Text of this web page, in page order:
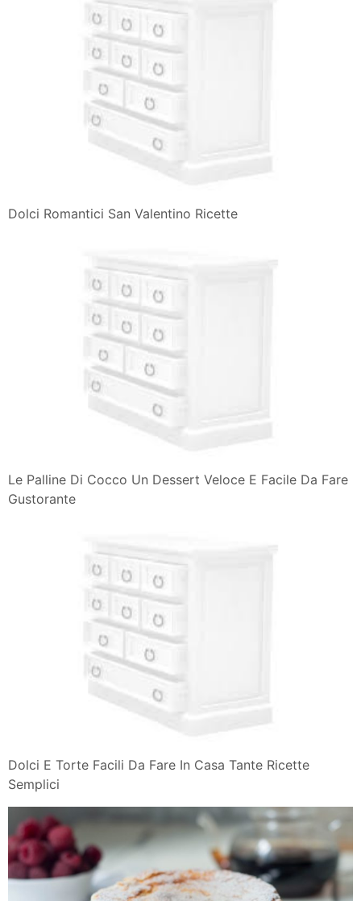
Dolci Romantici San Valentino Ricette
Le Palline Di Cocco Un Dessert Veloce E Facile Da Fare
Gustorante
Dolci E Torte Facili Da Fare In Casa Tante Ricette
Semplici